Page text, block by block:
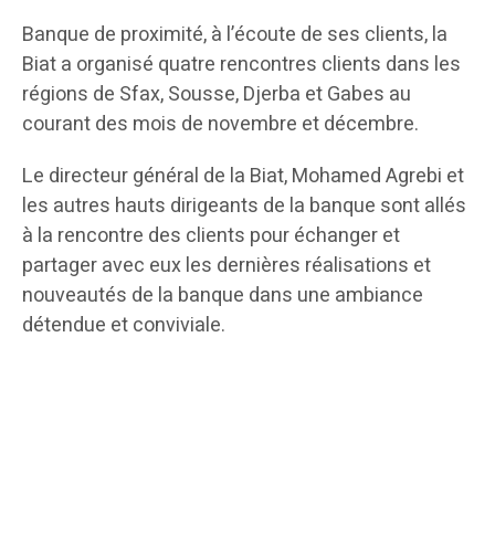
Banque de proximité, à l’écoute de ses clients, la
Biat a organisé quatre rencontres clients dans les
régions de Sfax, Sousse, Djerba et Gabes au
courant des mois de novembre et décembre.
Le directeur général de la Biat, Mohamed Agrebi et
les autres hauts dirigeants de la banque sont allés
à la rencontre des clients pour échanger et
partager avec eux les dernières réalisations et
nouveautés de la banque dans une ambiance
détendue et conviviale.